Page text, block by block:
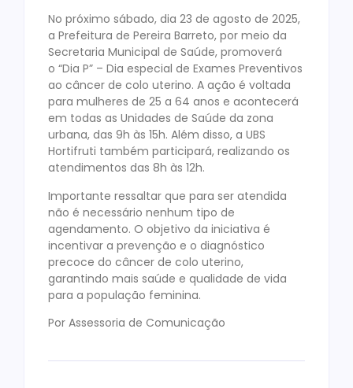
No próximo sábado, dia 23 de agosto de 2025,
a Prefeitura de Pereira Barreto, por meio da
Secretaria Municipal de Saúde, promoverá
o “Dia P” – Dia especial de Exames Preventivos
ao câncer de colo uterino. A ação é voltada
para mulheres de 25 a 64 anos e acontecerá
em todas as Unidades de Saúde da zona
urbana, das 9h às 15h. Além disso, a UBS
Hortifruti também participará, realizando os
atendimentos das 8h às 12h.
Importante ressaltar que para ser atendida
não é necessário nenhum tipo de
agendamento. O objetivo da iniciativa é
incentivar a prevenção e o diagnóstico
precoce do câncer de colo uterino,
garantindo mais saúde e qualidade de vida
para a população feminina.
Por Assessoria de Comunicação